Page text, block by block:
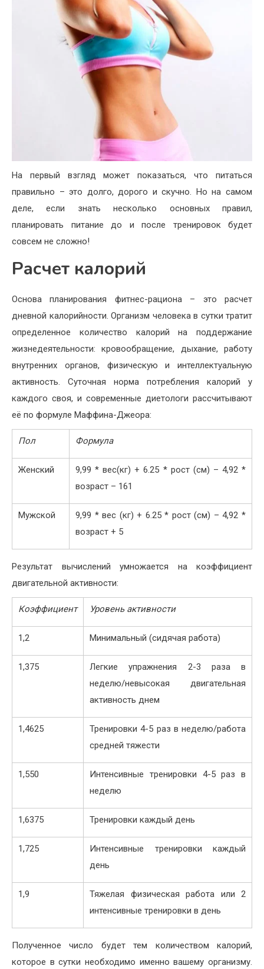
На первый взгляд может показаться, что питаться
правильно – это долго, дорого и скучно. Но на самом
деле, если знать несколько основных правил,
планировать питание до и после тренировок будет
совсем не сложно!
Расчет калорий
Основа планирования фитнес-рациона – это расчет
дневной калорийности. Организм человека в сутки тратит
определенное количество калорий на поддержание
жизнедеятельности: кровообращение, дыхание, работу
внутренних органов, физическую и интеллектуальную
активность. Суточная норма потребления калорий у
каждого своя, и современные диетологи рассчитывают
её по формуле Маффина-Джеора:
Пол Формула
Женский
9,99 * вес(кг) + 6.25 * рост (см) – 4,92 *
возраст – 161
Мужской
9,99 * вес (кг) + 6.25 * рост (см) – 4,92 *
возраст + 5
Результат вычислений умножается на коэффициент
двигательной активности:
Коэффициент Уровень активности
1,2 Минимальный (сидячая работа)
1,375
Легкие упражнения 2-3 раза в
неделю/невысокая двигательная
активность днем
1,4625
Тренировки 4-5 раз в неделю/работа
средней тяжести
1,550
Интенсивные тренировки 4-5 раз в
неделю
1,6375 Тренировки каждый день
1,725
Интенсивные тренировки каждый
день
1,9
Тяжелая физическая работа или 2
интенсивные тренировки в день
Полученное число будет тем количеством калорий,
которое в сутки необходимо именно вашему организму.